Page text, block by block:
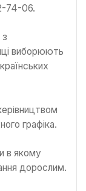
74-06.
виборюють
графіка.
в якому
дорослим.